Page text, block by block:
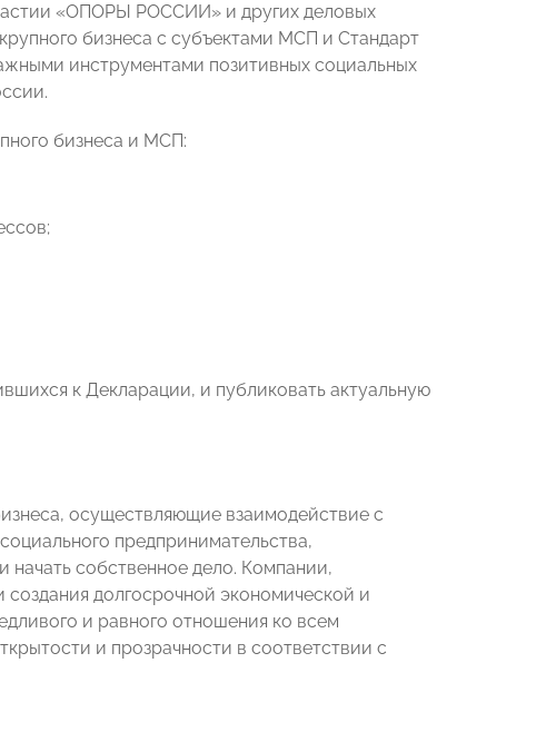
«ОПОРЫ РОССИИ» и других деловых
бизнеса с субъектами МСП и Стандарт
инструментами позитивных социальных
бизнеса и МСП:
к Декларации, и публиковать актуальную
осуществляющие взаимодействие с
предпринимательства,
собственное дело. Компании,
долгосрочной экономической и
и равного отношения ко всем
и прозрачности в соответствии с